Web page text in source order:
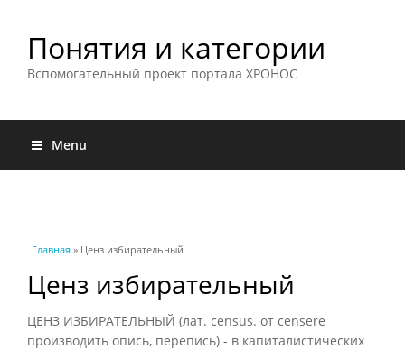
Понятия и категории
Вспомогательный проект портала ХРОНОС
Menu
Вы здесь
Главная » Ценз избирательный
Ценз избирательный
ЦЕНЗ ИЗБИРАТЕЛЬНЫЙ (лат. census. от censere
производить опись, перепись) - в капиталистических